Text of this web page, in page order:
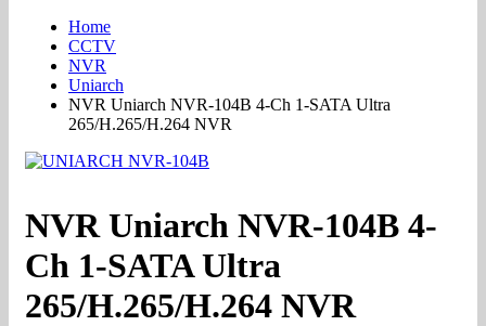
Home
CCTV
NVR
Uniarch
NVR Uniarch NVR-104B 4-Ch 1-SATA Ultra
265/H.265/H.264 NVR
NVR Uniarch NVR-104B 4-
Ch 1-SATA Ultra
265/H.265/H.264 NVR